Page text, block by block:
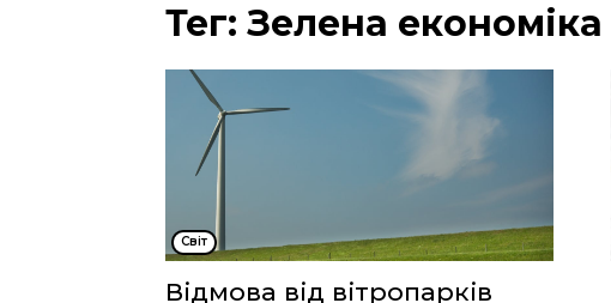
Тег: Зелена економіка
Cвіт
Відмова від вітропарків